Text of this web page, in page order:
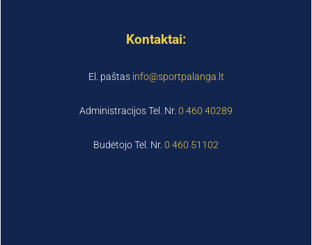
Kontaktai:
El. paštas info@sportpalanga.lt
Administracijos Tel. Nr. 0 460 40289
Budėtojo Tel. Nr. 0 460 51102